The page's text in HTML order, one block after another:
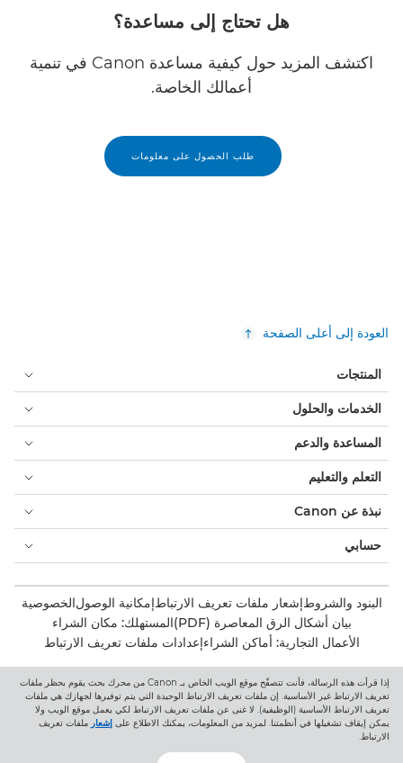
هل تحتاج إلى مساعدة؟
اكتشف المزيد حول كيفية مساعدة Canon في تنمية
أعمالك الخاصة.
طلب الحصول على معلومات
إذا قرأت هذه الرسالة، فأنت تتصفّح موقع الويب الخاص بـ Canon من محرك بحث يقوم بحظر ملفات
تعريف الارتباط غير الأساسية. إن ملفات تعريف الارتباط الوحيدة التي يتم توفيرها لجهازك هي ملفات
تعريف الارتباط الأساسية (الوظيفية). لا غنى عن ملفات تعريف الارتباط لكي يعمل موقع الويب ولا
يمكن إيقاف تشغيلها في أنظمتنا. لمزيد من المعلومات، يمكنك الاطلاع على إشعار ملفات تعريف
الارتباط.
العودة إلى أعلى الصفحة
المنتجات
الخدمات والحلول
المساعدة والدعم
التعلم والتعليم
نبذة عن Canon
حسابي
البنود والشروطإشعار ملفات تعريف الارتباطإمكانية الوصولالخصوصية
بيان أشكال الرق المعاصرة (PDF)
المستهلك: مكان الشراء
الأعمال التجارية: أماكن الشراءإعدادات ملفات تعريف الارتباط
Canon Central and North Africa